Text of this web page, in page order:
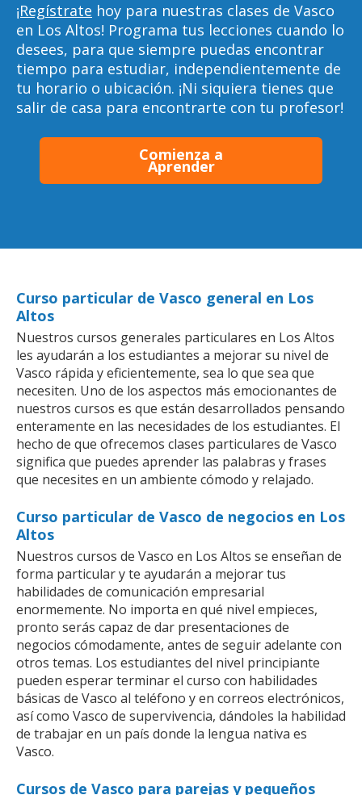
¡Regístrate hoy para nuestras clases de Vasco
en Los Altos! Programa tus lecciones cuando lo
desees, para que siempre puedas encontrar
tiempo para estudiar, independientemente de
tu horario o ubicación. ¡Ni siquiera tienes que
salir de casa para encontrarte con tu profesor!
Comienza a
Aprender
Curso particular de Vasco general en Los
Altos
Nuestros cursos generales particulares en Los Altos
les ayudarán a los estudiantes a mejorar su nivel de
Vasco rápida y eficientemente, sea lo que sea que
necesiten. Uno de los aspectos más emocionantes de
nuestros cursos es que están desarrollados pensando
enteramente en las necesidades de los estudiantes. El
hecho de que ofrecemos clases particulares de Vasco
significa que puedes aprender las palabras y frases
que necesites en un ambiente cómodo y relajado.
Curso particular de Vasco de negocios en Los
Altos
Nuestros cursos de Vasco en Los Altos se enseñan de
forma particular y te ayudarán a mejorar tus
habilidades de comunicación empresarial
enormemente. No importa en qué nivel empieces,
pronto serás capaz de dar presentaciones de
negocios cómodamente, antes de seguir adelante con
otros temas. Los estudiantes del nivel principiante
pueden esperar terminar el curso con habilidades
básicas de Vasco al teléfono y en correos electrónicos,
así como Vasco de supervivencia, dándoles la habilidad
de trabajar en un país donde la lengua nativa es
Vasco.
Cursos de Vasco para parejas y pequeños